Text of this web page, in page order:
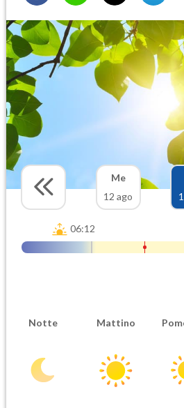
Me
12 ago
06:12
Notte Mattino